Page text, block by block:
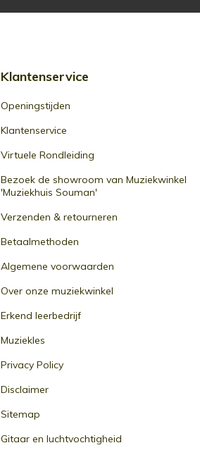
Klantenservice
Openingstijden
Klantenservice
Virtuele Rondleiding
Bezoek de showroom van Muziekwinkel
'Muziekhuis Souman'
Verzenden & retourneren
Betaalmethoden
Algemene voorwaarden
Over onze muziekwinkel
Erkend leerbedrijf
Muziekles
Privacy Policy
Disclaimer
Sitemap
Gitaar en luchtvochtigheid